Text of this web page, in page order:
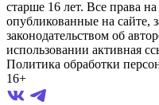
старше 16 лет. Все права
опубликованные на сайте,
законодательством об
использовании активная
Политика обработки
16+